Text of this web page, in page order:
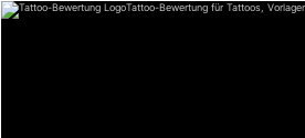
Tattoo-Bewertung für Tattoos,